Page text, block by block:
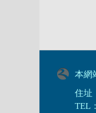
本網
住址
TEL